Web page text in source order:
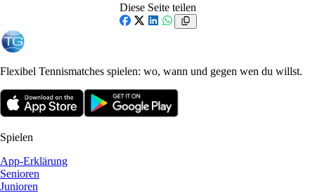
Diese Seite teilen
LinkedIn
WhatsApp
Flexibel Tennismatches spielen: wo, wann und gegen wen du willst.
Spielen
App-Erklärung
Senioren
Junioren